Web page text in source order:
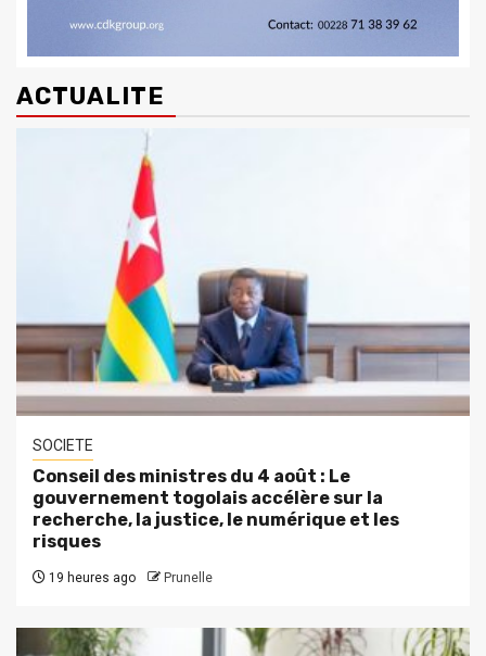
ACTUALITE
SOCIETE
Conseil des ministres du 4 août : Le
gouvernement togolais accélère sur la
recherche, la justice, le numérique et les
risques
19 heures ago Prunelle